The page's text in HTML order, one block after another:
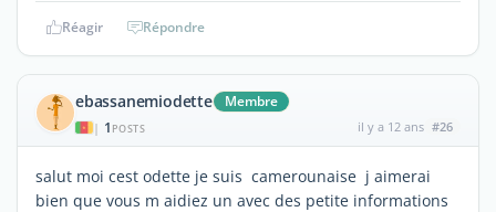
Réagir Répondre
ebassanemiodette Membre
| 1 POSTS il y a 12 ans #26
salut moi cest odette je suis camerounaise j aimerai
bien que vous m aidiez un avec des petite informations